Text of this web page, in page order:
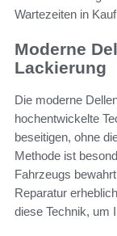
Wartezeiten in
Moderne
Lackierung
Die moderne
hochentwickelte
beseitigen, ohne
Methode ist
Fahrzeugs
Reparatur
diese Technik, um